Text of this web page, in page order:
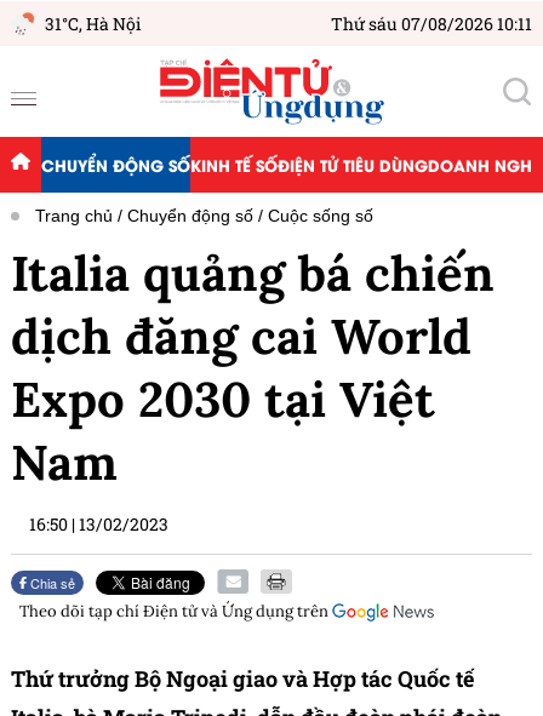
31°C,Hà Nội Thứ sáu 07/08/2026 10:11
CHUYỂN ĐỘNG SỐKINH TẾ SỐĐIỆN TỬ TIÊU DÙNGDOANH
Trang chủ Chuyển động số Cuộc sống số
Italia quảng bá chiến
dịch đăng cai World
Expo 2030 tại Việt
Nam
16:50 |13/02/2023
Chia sẻ
Theo dõi tạp chíĐiện tử và Ứng dụngtrên
Thứ trưởng Bộ Ngoại giao và Hợp tác Quốc tế